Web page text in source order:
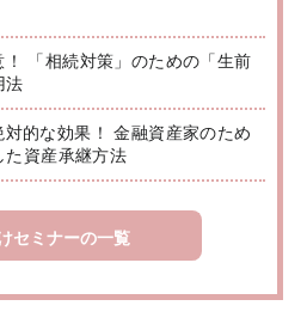
「相続対策」のための「生前
法
的な効果！ 金融資産家のため
た資産承継方法
セミナーの一覧